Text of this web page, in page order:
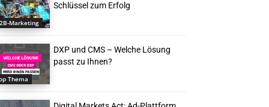
Marketing
Schlüssel zum Erfolg
Thema
DXP und CMS – Welche Lösung
passt zu Ihnen?